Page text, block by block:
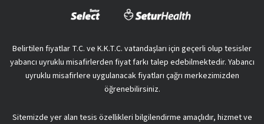
Belirtilen fiyatlar T.C. ve K.K.T.C. vatandaşları için geçerli olup tesisler
yabancı uyruklu misafirlerden fiyat farkı talep edebilmektedir. Yabancı
uyruklu misafirlere uygulanacak fiyatları çağrı merkezimizden
öğrenebilirsiniz.
Sitemizde yer alan tesis özellikleri bilgilendirme amaçlıdır, hizmet ve